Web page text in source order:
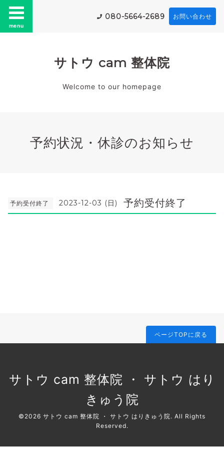
menu
080-5664-2689 お問い合わせ
サトウ cam 整体院
Welcome to our homepage
予約状況・休診のお知らせ
予約受付終了 2023-12-03 (日) 予約受付終了
ページTOPに戻る
サトウ cam 整体院 ・ サトウ はり
きゅう院
©2026 サトウ cam 整体院 ・ サトウ はりきゅう院. All Rights
Reserved.